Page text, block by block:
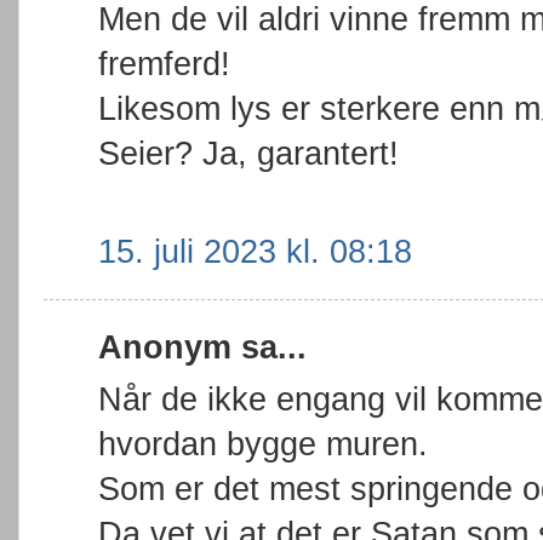
Men de vil aldri vinne fremm
fremferd!
Likesom lys er sterkere enn
Seier? Ja, garantert!
15. juli 2023 kl. 08:18
Anonym sa...
Når de ikke engang vil
hvordan bygge muren.
Som er det mest springende